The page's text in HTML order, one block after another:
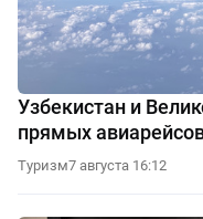
Узбекистан и
прямых
Туризм7 августа 16:12